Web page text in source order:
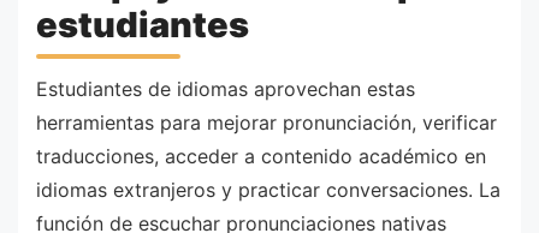
estudiantes
Estudiantes de idiomas aprovechan estas
herramientas para mejorar pronunciación, verificar
traducciones, acceder a contenido académico en
idiomas extranjeros y practicar conversaciones. La
función de escuchar pronunciaciones nativas